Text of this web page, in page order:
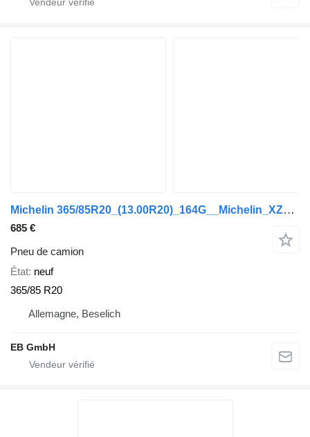
Michelin 365/85R20_(13.00R20)_164G__Michelin_XZL_DEMO_98% Profil
685 €
Pneu de camion
État neuf
365/85 R20
Allemagne, Beselich
EB GmbH